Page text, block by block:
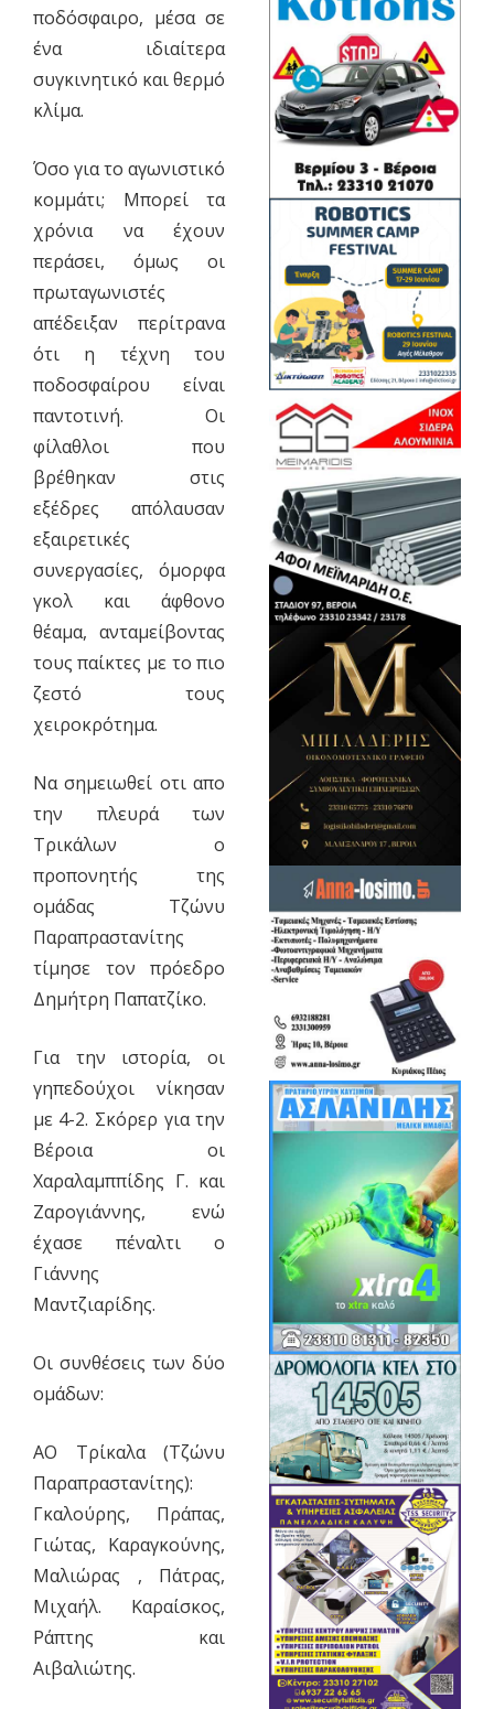
ποδόσφαιρο, μέσα σε
ένα ιδιαίτερα
συγκινητικό και θερμό
κλίμα.
Όσο για το αγωνιστικό
κομμάτι; Μπορεί τα
χρόνια να έχουν
περάσει, όμως οι
πρωταγωνιστές
απέδειξαν περίτρανα
ότι η τέχνη του
ποδοσφαίρου είναι
παντοτινή. Οι
φίλαθλοι που
βρέθηκαν στις
εξέδρες απόλαυσαν
εξαιρετικές
συνεργασίες, όμορφα
γκολ και άφθονο
θέαμα, ανταμείβοντας
τους παίκτες με το πιο
ζεστό τους
χειροκρότημα.
Να σημειωθεί οτι απο
την πλευρά των
Τρικάλων ο
προπονητής της
ομάδας Τζώνυ
Παραπραστανίτης
τίμησε τον πρόεδρο
Δημήτρη Παπατζίκο.
Για την ιστορία, οι
γηπεδούχοι νίκησαν
με 4-2. Σκόρερ για την
Βέροια οι
Χαραλαμππίδης Γ. και
Ζαρογιάννης, ενώ
έχασε πέναλτι ο
Γιάννης
Μαντζιαρίδης.
Οι συνθέσεις των δύο
ομάδων:
ΑΟ Τρίκαλα (Τζώνυ
Παραπραστανίτης):
Γκαλούρης, Πράπας,
Γιώτας, Καραγκούνης,
Μαλιώρας , Πάτρας,
Μιχαήλ. Καραίσκος,
Ράπτης και
Αιβαλιώτης.